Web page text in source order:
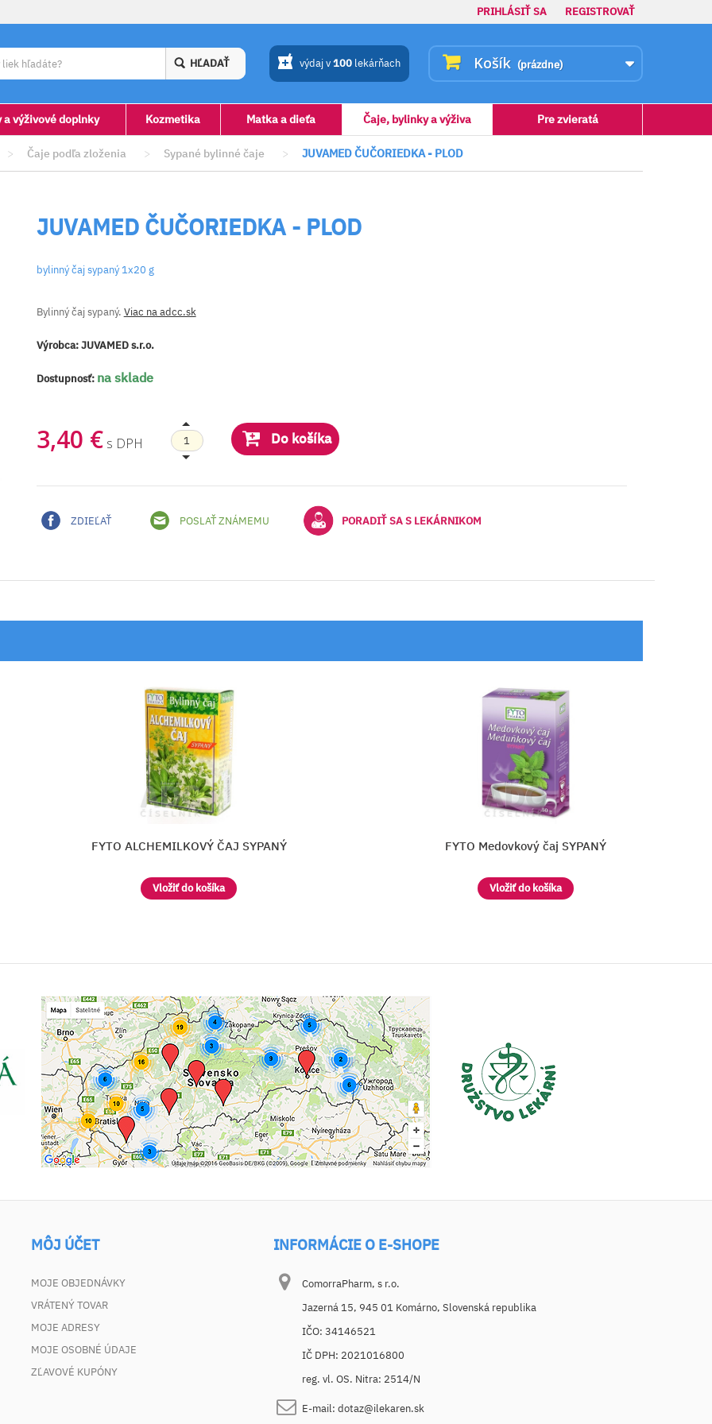
PRIHLÁSIŤ SA REGISTROVAŤ
Košík (prázdne)
HĽADAŤ výdaj v100 lekárňach
a výživové doplnky Kozmetika Matka a dieťa Čaje, bylinky a výživa Pre zvieratá
> Čaje podľa zloženia > Sypané bylinné čaje > JUVAMED ČUČORIEDKA - PLOD
JUVAMED ČUČORIEDKA - PLOD
bylinný čaj sypaný 1x20 g
Bylinný čaj sypaný. Viac na adcc.sk
Výrobca:JUVAMED s.r.o.
Dostupnosť: na sklade
3,40 € s DPH Do košíka
ZDIEĽAŤ POSLAŤ ZNÁMEMU PORADIŤ SA S LEKÁRNIKOM
FYTO Medovkový čaj SYPANÝ JUVAMED SKOROCEL KOPIJOVITÝ -
MÔJ ÚČET
MOJE OBJEDNÁVKY
VRÁTENÝ TOVAR
MOJE ADRESY
MOJE OSOBNÉ ÚDAJE
ZĽAVOVÉ KUPÓNY
INFORMÁCIE O E-SHOPE
ComorraPharm, s r.o.
Jazerná 15, 945 01 Komárno, Slovenská republika
IČO: 34146521
IČ DPH: 2021016800
reg. vl. OS. Nitra: 2514/N
E-mail: dotaz@ilekaren.sk